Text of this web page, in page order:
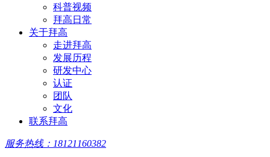
科普视频
拜高日常
关于拜高
走进拜高
发展历程
研发中心
认证
团队
文化
联系拜高
服务热线：18121160382